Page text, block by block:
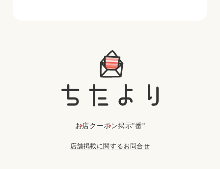
お店クーポン掲示"番"
店舗掲載に関するお問合せ